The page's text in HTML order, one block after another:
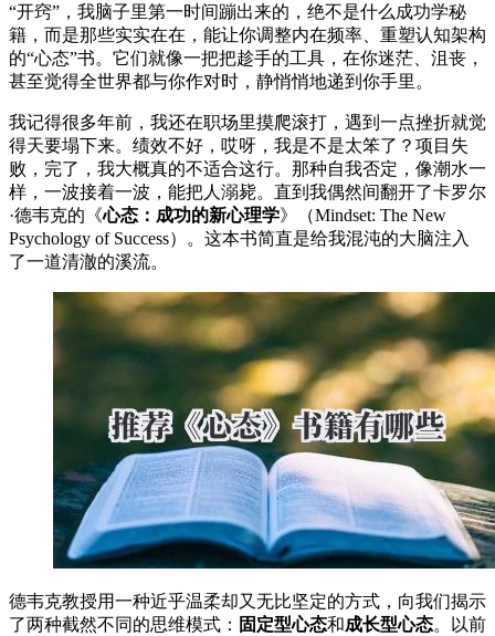
“开窍”，我脑子里第一时间蹦出来的，绝不是什么成功学秘
籍，而是那些实实在在，能让你调整内在频率、重塑认知架构
的“心态”书。它们就像一把把趁手的工具，在你迷茫、沮丧，
甚至觉得全世界都与你作对时，静悄悄地递到你手里。
我记得很多年前，我还在职场里摸爬滚打，遇到一点挫折就觉
得天要塌下来。绩效不好，哎呀，我是不是太笨了？项目失
败，完了，我大概真的不适合这行。那种自我否定，像潮水一
样，一波接着一波，能把人溺毙。直到我偶然间翻开了卡罗尔
·德韦克的《心态：成功的新心理学》（Mindset: The New
Psychology of Success）。这本书简直是给我混沌的大脑注入
了一道清澈的溪流。
德韦克教授用一种近乎温柔却又无比坚定的方式，向我们揭示
了两种截然不同的思维模式： 固定型心态和成长型心态。以前